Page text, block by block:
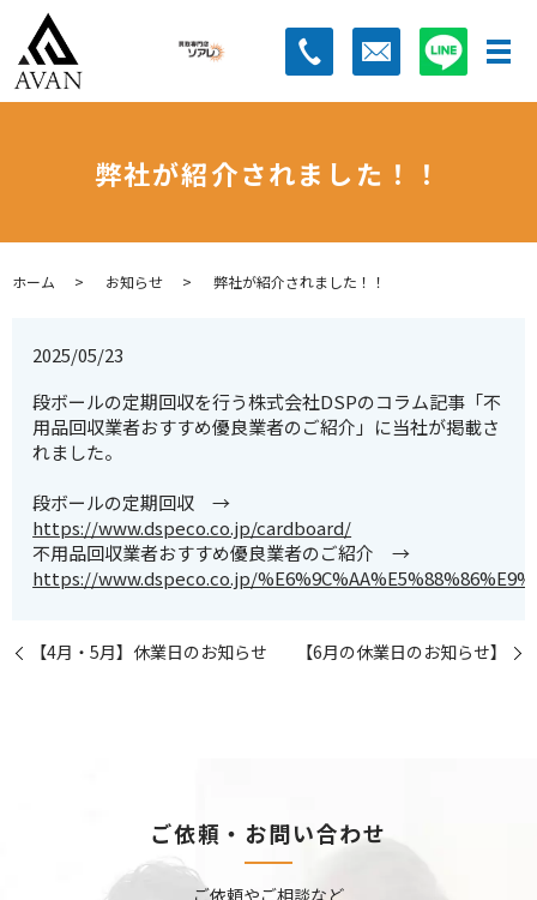
弊社が紹介されました！！
ホーム お知らせ 弊社が紹介されました！！
2025/05/23
段ボールの定期回収を行う株式会社DSPのコラム記事「不
用品回収業者おすすめ優良業者のご紹介」に当社が掲載さ
れました。
段ボールの定期回収 →
https://www.dspeco.co.jp/cardboard/
不用品回収業者おすすめ優良業者のご紹介 →
https://www.dspeco.co.jp/
【4月・5月】休業日のお知らせ 【6月の休業日のお知らせ】
ご依頼・お問い合わせ